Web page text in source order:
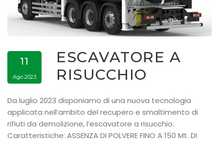
11
Ago 2023
ESCAVATORE A
RISUCCHIO
Da luglio 2023 disponiamo di una nuova tecnologia
applicata nell’ambito del recupero e smaltimento di
rifiuti da demolizione, l’escavatore a risucchio.
Caratteristiche: ASSENZA DI POLVERE FINO A 150 Mt. DI